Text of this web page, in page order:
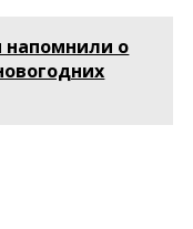
напомнили о